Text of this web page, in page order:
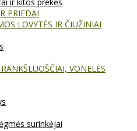
PRIEDAI
LOVYTĖS IR ČIUŽINIAI
VONELĖS
surinkėjai